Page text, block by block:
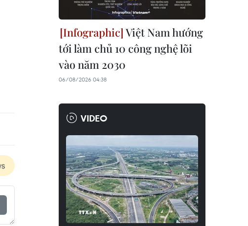
Việt Nam hướng
tới làm chủ 10 công nghệ lõi
vào năm 2030
06/08/2026 04:38
VIDEO